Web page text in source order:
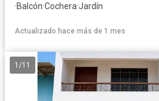
·Balcón·Cochera·Jardín
Actualizado hace más de 1 mes
1 /11